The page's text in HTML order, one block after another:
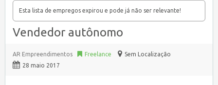
Esta lista de empregos expirou e pode já não ser relevante!
Vendedor autônomo
AR Empreendimentos Freelance
Sem Localização
28 maio 2017